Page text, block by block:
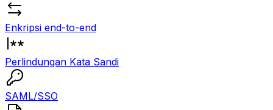
Enkripsi end-to-end
Perlindungan Kata Sandi
SAML/SSO